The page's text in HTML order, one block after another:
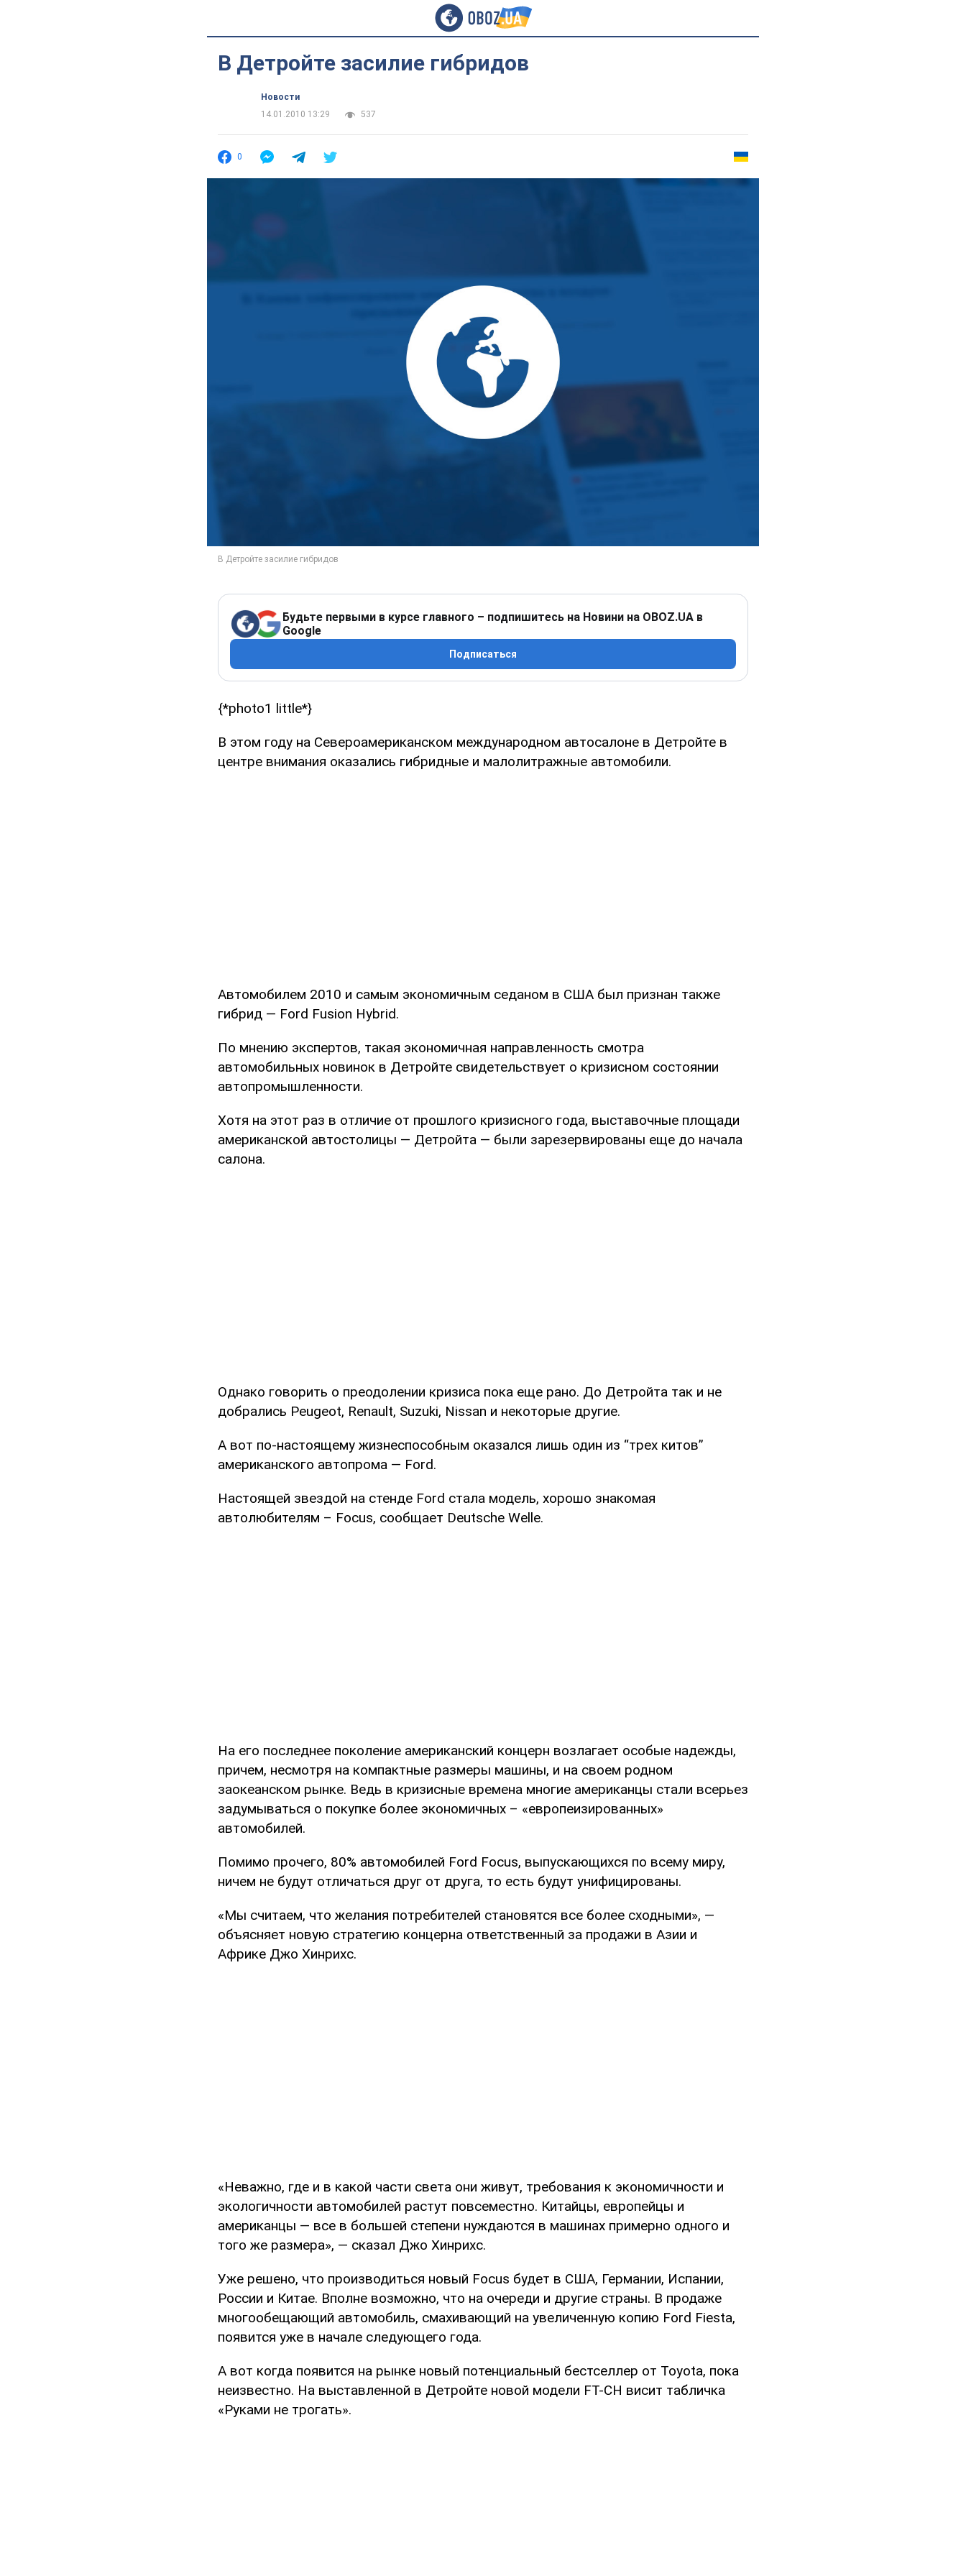
В Детройте засилие гибридов
Новости
14.01.2010 13:29
537
0
Будьте первыми в курсе главного – подпишитесь на Новини на OBOZ.UA в
Google
Подписаться
{*photo1 little*}
В этом году на Североамериканском международном автосалоне в Детройте в
центре внимания оказались гибридные и малолитражные автомобили.
Автомобилем 2010 и самым экономичным седаном в США был признан также
гибрид — Ford Fusion Hybrid.
По мнению экспертов, такая экономичная направленность смотра
автомобильных новинок в Детройте свидетельствует о кризисном состоянии
автопромышленности.
Хотя на этот раз в отличие от прошлого кризисного года, выставочные площади
американской автостолицы — Детройта — были зарезервированы еще до начала
салона.
Однако говорить о преодолении кризиса пока еще рано. До Детройта так и не
добрались Peugeot, Renault, Suzuki, Nissan и некоторые другие.
А вот по-настоящему жизнеспособным оказался лишь один из “трех китов”
американского автопрома — Ford.
Настоящей звездой на стенде Ford стала модель, хорошо знакомая
автолюбителям – Focus, сообщает Deutsche Welle.
На его последнее поколение американский концерн возлагает особые надежды,
причем, несмотря на компактные размеры машины, и на своем родном
заокеанском рынке. Ведь в кризисные времена многие американцы стали всерьез
задумываться о покупке более экономичных – «европеизированных»
автомобилей.
Помимо прочего, 80% автомобилей Ford Focus, выпускающихся по всему миру,
ничем не будут отличаться друг от друга, то есть будут унифицированы.
«Мы считаем, что желания потребителей становятся все более сходными», —
объясняет новую стратегию концерна ответственный за продажи в Азии и
Африке Джо Хинрихс.
«Неважно, где и в какой части света они живут, требования к экономичности и
экологичности автомобилей растут повсеместно. Китайцы, европейцы и
американцы — все в большей степени нуждаются в машинах примерно одного и
того же размера», — сказал Джо Хинрихс.
Уже решено, что производиться новый Focus будет в США, Германии, Испании,
России и Китае. Вполне возможно, что на очереди и другие страны. В продаже
многообещающий автомобиль, смахивающий на увеличенную копию Ford Fiesta,
появится уже в начале следующего года.
А вот когда появится на рынке новый потенциальный бестселлер от Toyota, пока
неизвестно. На выставленной в Детройте новой модели FT-CH висит табличка
«Руками не трогать».